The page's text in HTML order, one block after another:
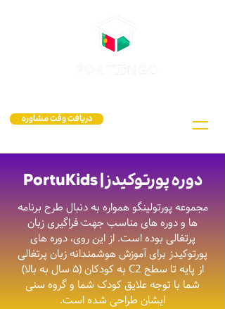
دریافت وقت مشاوره
دوره پورتوکیدز | PortuKids
مجموعه پورتولینگو همواره به دنبال طرح برنامه
ها و دوره های مناسب جهت فراگیری زبان
پرتغالی بوده است. از این روی، دوره های
پورتوکیدز برای آموزش هوشمندانه زبان پرتغالی
از پایه تا سطح C2 به کودکان (۵ سال به بالا)
شما با توجه علایق کودک شما و گروه سنی
ایشان طراحی شده است.